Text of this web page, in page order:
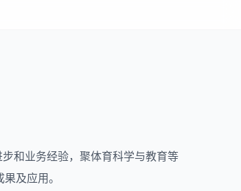
和业务经验，聚体育科学与教育等
及应用。